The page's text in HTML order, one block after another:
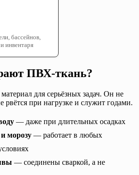
бассейнов,
инвентаря
ПВХ-ткань?
для серьёзных задач. Он не
рвётся при нагрузке и служит годами.
— даже при длительных осадках
морозу — работает в любых
— соединены сваркой, а не